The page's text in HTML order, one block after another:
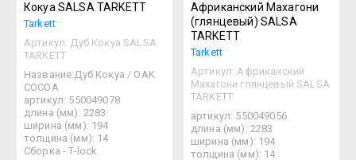
Кокуа SALSA TARKETT
Tarkett
Артикул: Дуб Кокуа SALSA
TARKETT
Название:Дуб Кокуа / OAK
COCOA
артикул: 550049078
длина (мм): 2283
ширина (мм): 194
толщина (мм): 14
Сборка - T-lock
Африканский Махагони
(глянцевый) SALSA
TARKETT
Tarkett
Артикул: Африканский
Махагони глянцевый SALSA
TARKETT
артикул: 550049056
длина (мм): 2283
ширина (мм): 194
толщина (мм): 14